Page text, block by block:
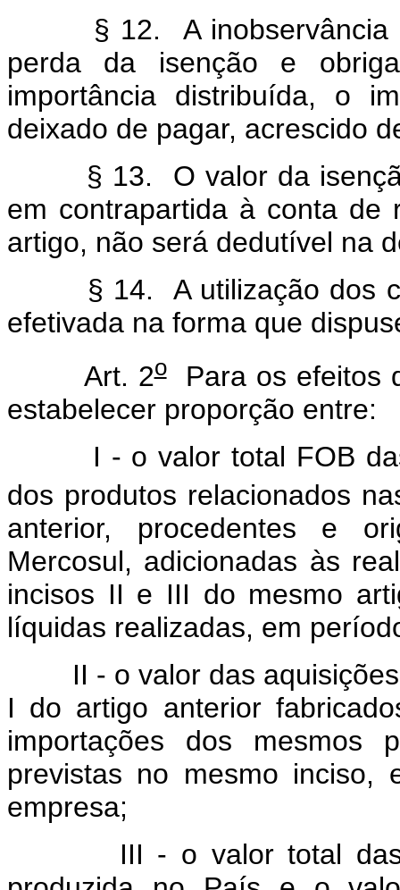
§ 12. A inobservância
perda da isenção e
importância distribuída, o
deixado de pagar, acrescido
§ 13. O valor da
em contrapartida à conta de
artigo, não será dedutível na
§ 14. A utilização dos
efetivada na forma que
Art. 2oPara os efeitos
estabelecer proporção entre:
I - o valor total FOB
dos produtos relacionados
anterior, procedentes e
Mercosul, adicionadas às
incisos II e III do mesmo
líquidas realizadas, em
II - o valor das
I do artigo anterior
importações dos mesmos
previstas no mesmo inciso,
empresa;
III - o valor total